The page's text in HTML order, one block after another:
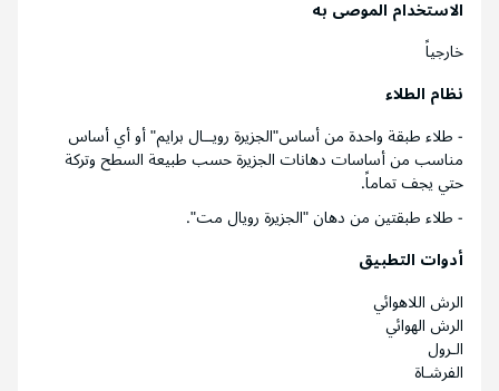
الاستخدام الموصى به
خارجياً
نظام الطلاء
- طلاء طبقة واحدة من أساس"الجزيرة رويــال برايم" أو أي أساس
مناسب من أساسات دهانات الجزيرة حسب طبيعة السطح وتركة
حتي يجف تماماً.
- طلاء طبقتين من دهان "الجزيرة رويال مت".
أدوات التطبيق
الرش اللاهوائي
الرش الهوائي
الـرول
الفرشـاة